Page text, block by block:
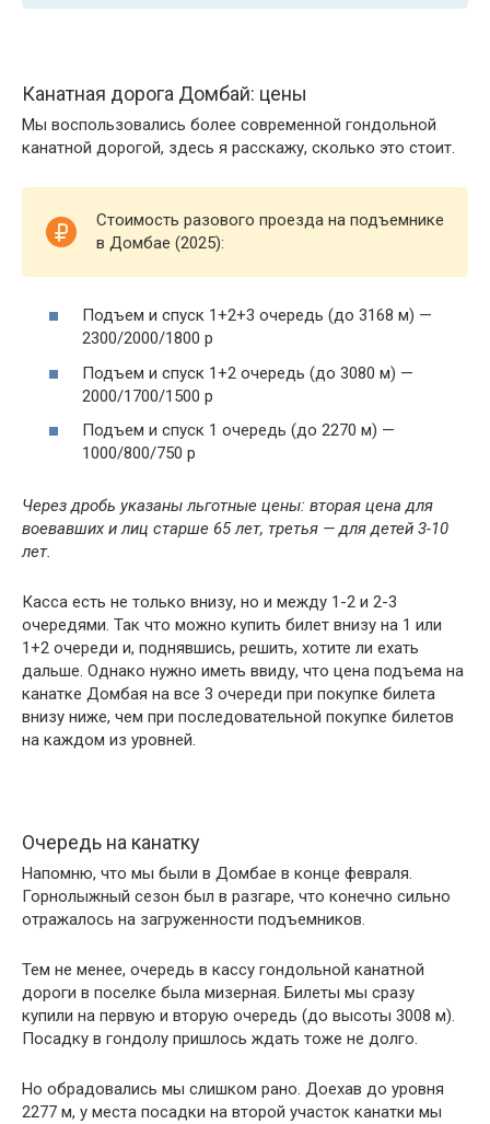
Канатная дорога Домбай: цены
Мы воспользовались более современной гондольной
канатной дорогой, здесь я расскажу, сколько это стоит.
Стоимость разового проезда на подъемнике
в Домбае (2025):
Подъем и спуск 1+2+3 очередь (до 3168 м) —
2300/2000/1800 р
Подъем и спуск 1+2 очередь (до 3080 м) —
2000/1700/1500 р
Подъем и спуск 1 очередь (до 2270 м) —
1000/800/750 р
Через дробь указаны льготные цены: вторая цена для
воевавших и лиц старше 65 лет, третья — для детей 3-10
лет.
Касса есть не только внизу, но и между 1-2 и 2-3
очередями. Так что можно купить билет внизу на 1 или
1+2 очереди и, поднявшись, решить, хотите ли ехать
дальше. Однако нужно иметь ввиду, что цена подъема на
канатке Домбая на все 3 очереди при покупке билета
внизу ниже, чем при последовательной покупке билетов
на каждом из уровней.
Очередь на канатку
Напомню, что мы были в Домбае в конце февраля.
Горнолыжный сезон был в разгаре, что конечно сильно
отражалось на загруженности подъемников.
Тем не менее, очередь в кассу гондольной канатной
дороги в поселке была мизерная. Билеты мы сразу
купили на первую и вторую очередь (до высоты 3008 м).
Посадку в гондолу пришлось ждать тоже не долго.
Но обрадовались мы слишком рано. Доехав до уровня
2277 м, у места посадки на второй участок канатки мы